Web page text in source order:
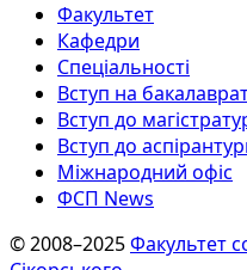
Факультет
Кафедри
Спеціальності
Вступ на
Вступ до
Вступ до
Міжнародний офіс
ФСП News
© 2008–2025Факультет